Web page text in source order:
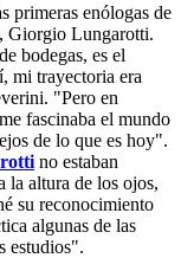
primeras enólogas de
Giorgio Lungarotti.
bodegas, es el
mi trayectoria era
"Pero en
fascinaba el mundo
de lo que es hoy".
no estaban
la altura de los ojos,
su reconocimiento
algunas de las
estudios".